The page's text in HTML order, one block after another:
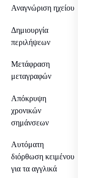
Αναγνώριση ηχείου
Δημιουργία
περιλήψεων
Μετάφραση
μεταγραφών
Απόκρυψη
χρονικών
σημάνσεων
Αυτόματη
διόρθωση κειμένου
για τα αγγλικά